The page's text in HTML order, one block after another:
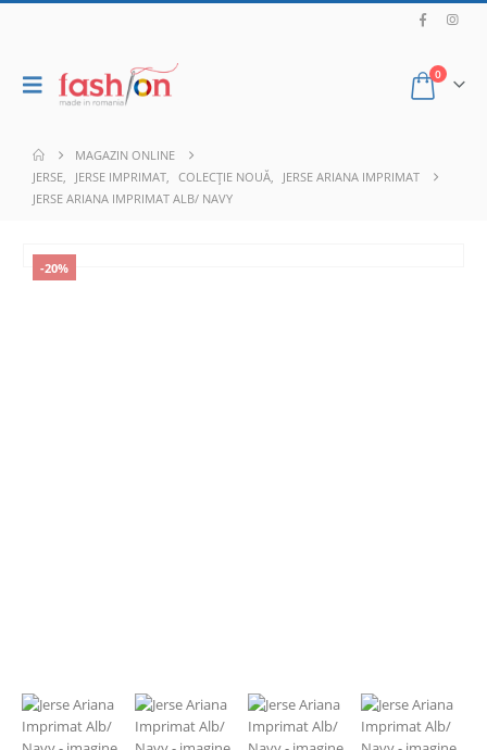
0
MAGAZIN ONLINE
JERSE, JERSE IMPRIMAT, COLECȚIE NOUĂ,
JERSE ARIANA IMPRIMAT
JERSE ARIANA IMPRIMAT ALB/ NAVY
-20%